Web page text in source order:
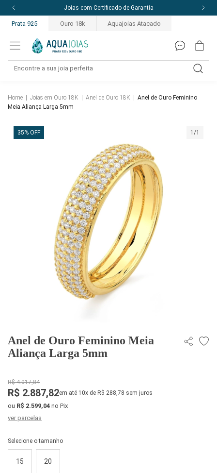
Joias com Certificado de Garantia
Prata 925 Ouro 18k Aquajoias Atacado
Home Joias em Ouro 18K Anel de Ouro 18K
Anel de Ouro Feminino
Meia Aliança Larga 5mm
35% OFF 1/1
Anel de Ouro Feminino Meia
Aliança Larga 5mm
R$ 4.017,84
R$ 2.887,82em até 10x de R$ 288,78 sem juros
ou R$ 2.599,04 no Pix
ver parcelas
Selecione o tamanho
15 20